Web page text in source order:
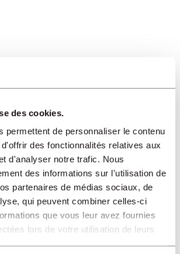
des cookies.
permettent de personnaliser le contenu
des fonctionnalités relatives aux
d'analyser notre trafic. Nous
des informations sur l'utilisation de
partenaires de médias sociaux, de
qui peuvent combiner celles-ci
que vous leur avez fournies
lors de votre utilisation de leurs